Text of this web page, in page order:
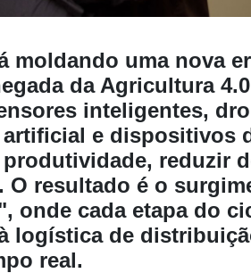
moldando uma nova
da Agricultura
inteligentes,
e dispositivos
reduzir
O resultado é o
onde cada etapa do
logística de
real.